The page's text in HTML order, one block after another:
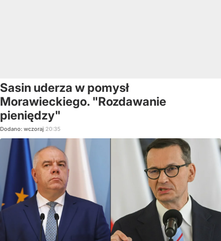
Sasin uderza w pomysł
Morawieckiego. "Rozdawanie
pieniędzy"
Dodano: wczoraj 20:35